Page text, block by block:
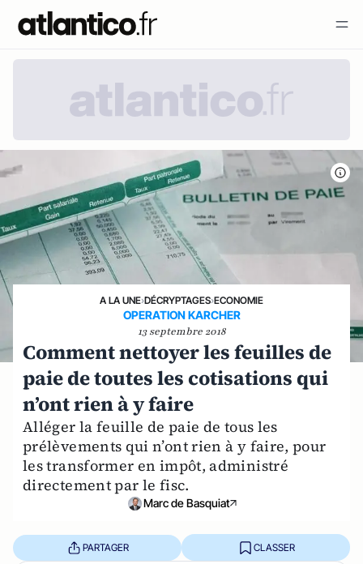
A LA UNE›DÉCRYPTAGES›ECONOMIE
OPERATION KARCHER
13 septembre 2018
Comment nettoyer les feuilles de
paie de toutes les cotisations qui
n’ont rien à y faire
Alléger la feuille de paie de tous les
prélèvements qui n’ont rien à y faire, pour
les transformer en impôt, administré
directement par le fisc.
Marc de Basquiat
PARTAGER CLASSER